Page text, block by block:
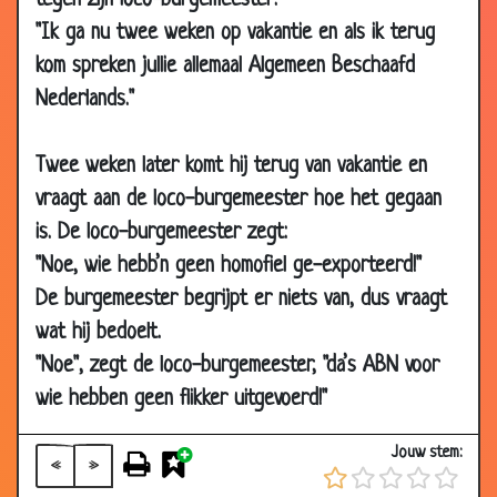
"Ik ga nu twee weken op vakantie en als ik terug
kom spreken jullie allemaal Algemeen Beschaafd
Nederlands."
Twee weken later komt hij terug van vakantie en
vraagt aan de loco-burgemeester hoe het gegaan
is. De loco-burgemeester zegt:
"Noe, wie hebb’n geen homofiel ge-exporteerd!"
De burgemeester begrijpt er niets van, dus vraagt
wat hij bedoelt.
"Noe", zegt de loco-burgemeester, "da’s ABN voor
wie hebben geen flikker uitgevoerd!"
« »
Jouw stem:
07 Apr
2010
Terug als kip 2.87
04 Apr
2010
Paasontbijt
04 Apr
2010
Kleurrijke eitjes
03 Apr
2010
Hoedjes passen
31 Mar
2010
24 Mar
2010
Oma in het rusthuis
24 Mar
2010
Zand opruimen
24 Mar
Wedden dat 3.45